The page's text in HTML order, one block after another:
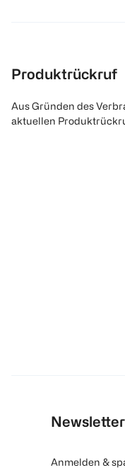
Produktrückruf
Aus Gründen des
aktuellen
Newsletter
Anmelden &